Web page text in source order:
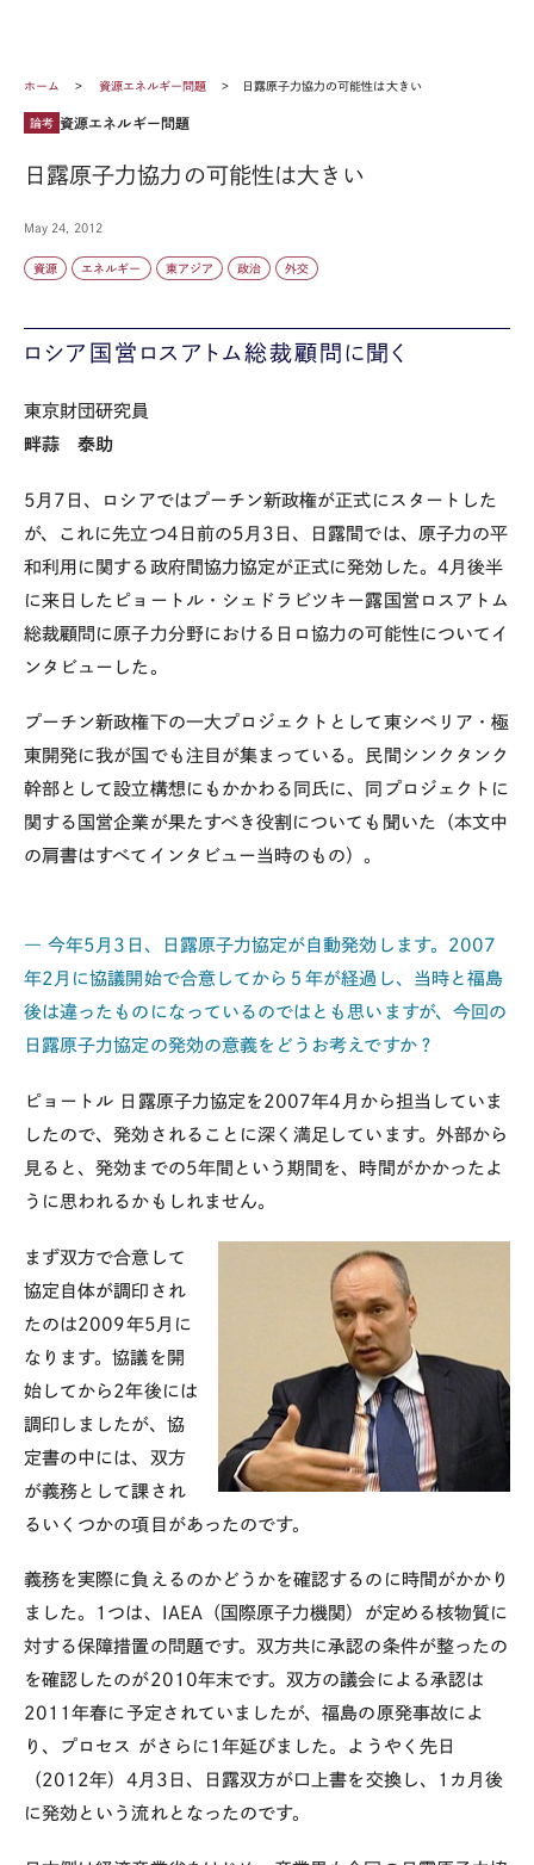
ホーム 資源エネルギー問題 日露原子力協力の可能性は大きい
論考 資源エネルギー問題
日露原子力協力の可能性は大きい
May 24, 2012
資源 エネルギー 東アジア 政治 外交
ロシア国営ロスアトム総裁顧問に聞く
東京財団研究員
畔蒜 泰助
5月7日、ロシアではプーチン新政権が正式にスタートした
が、これに先立つ4日前の5月3日、日露間では、原子力の平
和利用に関する政府間協力協定が正式に発効した。4月後半
に来日したピョートル・シェドラビツキー露国営ロスアトム
総裁顧問に原子力分野における日ロ協力の可能性についてイ
ンタビューした。
プーチン新政権下の一大プロジェクトとして東シベリア・極
東開発に我が国でも注目が集まっている。民間シンクタンク
幹部として設立構想にもかかわる同氏に、同プロジェクトに
関する国営企業が果たすべき役割についても聞いた（本文中
の肩書はすべてインタビュー当時のもの）。
― 今年5月3日、日露原子力協定が自動発効します。2007
年2月に協議開始で合意してから５年が経過し、当時と福島
後は違ったものになっているのではとも思いますが、今回の
日露原子力協定の発効の意義をどうお考えですか？
ピョートル 日露原子力協定を2007年4月から担当していま
したので、発効されることに深く満足しています。外部から
見ると、発効までの5年間という期間を、時間がかかったよ
うに思われるかもしれません。
まず双方で合意して
協定自体が調印され
たのは2009年5月に
なります。協議を開
始してから2年後には
調印しましたが、協
定書の中には、双方
が義務として課され
るいくつかの項目があったのです。
義務を実際に負えるのかどうかを確認するのに時間がかかり
ました。1つは、IAEA（国際原子力機関）が定める核物質に
対する保障措置の問題です。双方共に承認の条件が整ったの
を確認したのが2010年末です。双方の議会による承認は
2011年春に予定されていましたが、福島の原発事故によ
り、プロセス がさらに1年延びました。ようやく先日
（2012年）4月3日、日露双方が口上書を交換し、1カ月後
に発効という流れとなったのです。